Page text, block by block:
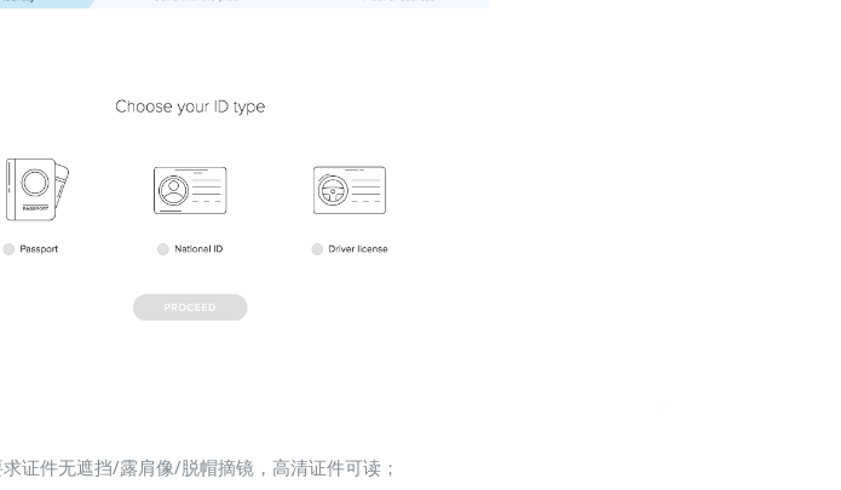
证件无遮挡/露肩像/脱帽摘镜，高清证件可读；